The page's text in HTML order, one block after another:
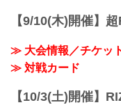
【9/10(木)開催】
≫ 大会情報／チケッ
≫ 対戦カード
【10/3(土)開催】